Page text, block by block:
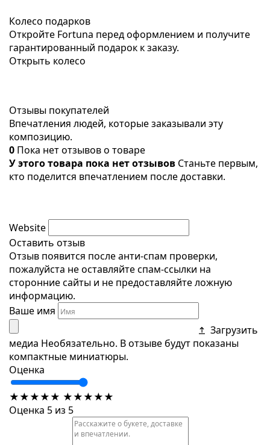
Колесо подарков
Откройте Fortuna перед оформлением и получите
гарантированный подарок к заказу.
Открыть колесо
Отзывы покупателей
Впечатления людей, которые заказывали эту
композицию.
0 Пока нет отзывов о товаре
У этого товара пока нет отзывов Станьте первым,
кто поделится впечатлением после доставки.
Website
Оставить отзыв
Отзыв появится после анти-спам проверки,
пожалуйста не оставляйте спам-ссылки на
сторонние сайты и не предоставляйте ложную
информацию.
Ваше имя
Загрузить
медиа Необязательно. В отзыве будут показаны
компактные миниатюры.
Оценка
★★★★★ ★★★★★
Оценка 5 из 5